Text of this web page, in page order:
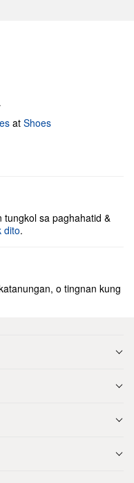
at Shoes
tungkol sa paghahatid &
dito.
o tingnan kung